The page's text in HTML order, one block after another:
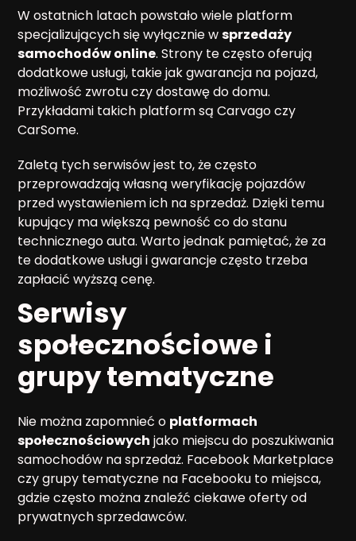
W ostatnich latach powstało wiele platform
specjalizujących się wyłącznie wsprzedaży
samochodów online. Strony te często oferują
dodatkowe usługi, takie jak gwarancja na pojazd,
możliwość zwrotu czy dostawę do domu.
Przykładami takich platform są Carvago czy
CarSome.
Zaletą tych serwisów jest to, że często
przeprowadzają własną weryfikację pojazdów
przed wystawieniem ich na sprzedaż. Dzięki temu
kupujący ma większą pewność co do stanu
technicznego auta. Warto jednak pamiętać, że za
te dodatkowe usługi i gwarancje często trzeba
zapłacić wyższą cenę.
Serwisy
społecznościowe i
grupy tematyczne
Nie można zapomnieć o platformach
społecznościowych jako miejscu do poszukiwania
samochodów na sprzedaż. Facebook Marketplace
czy grupy tematyczne na Facebooku to miejsca,
gdzie często można znaleźć ciekawe oferty od
prywatnych sprzedawców.